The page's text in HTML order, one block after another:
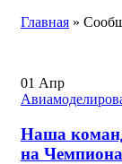
Главная »
01 Апр
Наша
на